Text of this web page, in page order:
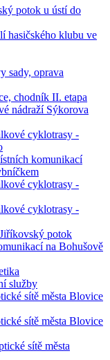
potok u ústí do
hasičského klubu ve
sady, oprava
chodník II. etapa
nádraží Sýkorova
cyklotrasy -
komunikací
cyklotrasy -
cyklotrasy -
potok
na Bohušově
služby
sítě města Blovice
sítě města Blovice
sítě města